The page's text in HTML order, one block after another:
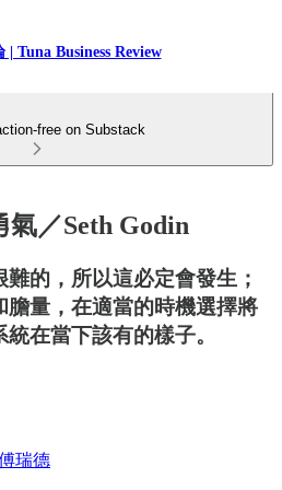
| Tuna Business Review
free on Substack
／Seth Godin
的，所以這必定會發生；
膽量，在適當的時機選擇將
在當下該有的樣子。
瑞德